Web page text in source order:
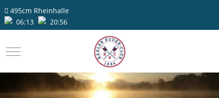
495cm Rheinhalle
06:13
20:56
Mobile Menu Toggle